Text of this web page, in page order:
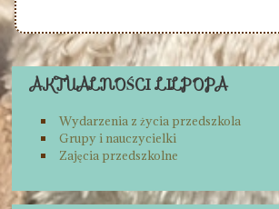
AKTUALNOŚCI LILPOPA
Wydarzenia z życia przedszkola
Grupy i nauczycielki
Zajęcia przedszkolne